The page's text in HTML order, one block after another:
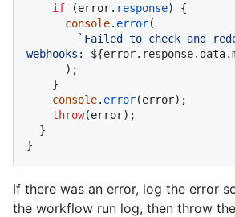
if (error. response) {
console. error(
`Failed to check and
webhooks:
console. error(error);
throw(error);
}
If there was an error, log the error
the workflow run log, then throw